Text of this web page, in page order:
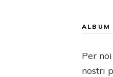
ALBUM
Per
nostri